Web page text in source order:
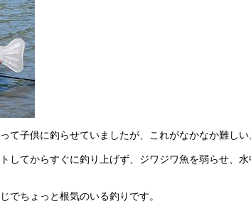
て子供に釣らせていましたが、これがなかなか難し
してからすぐに釣り上げず、ジワジワ魚を弱らせ、
でちょっと根気のいる釣りです。